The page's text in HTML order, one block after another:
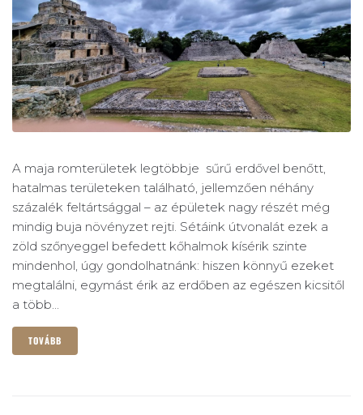
A maja romterületek legtöbbje sűrű erdővel benőtt,
hatalmas területeken található, jellemzően néhány
százalék feltártsággal – az épületek nagy részét még
mindig buja növényzet rejti. Sétáink útvonalát ezek a
zöld szőnyeggel befedett kőhalmok kísérik szinte
mindenhol, úgy gondolhatnánk: hiszen könnyű ezeket
megtalálni, egymást érik az erdőben az egészen kicsitől
a több...
TOVÁBB